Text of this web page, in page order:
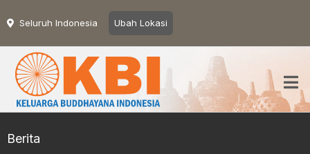
Seluruh Indonesia Ubah Lokasi
Berita